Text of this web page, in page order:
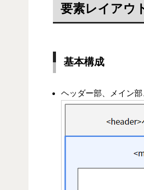
要素レイアウ
基本構成
ヘッダー部、メイン